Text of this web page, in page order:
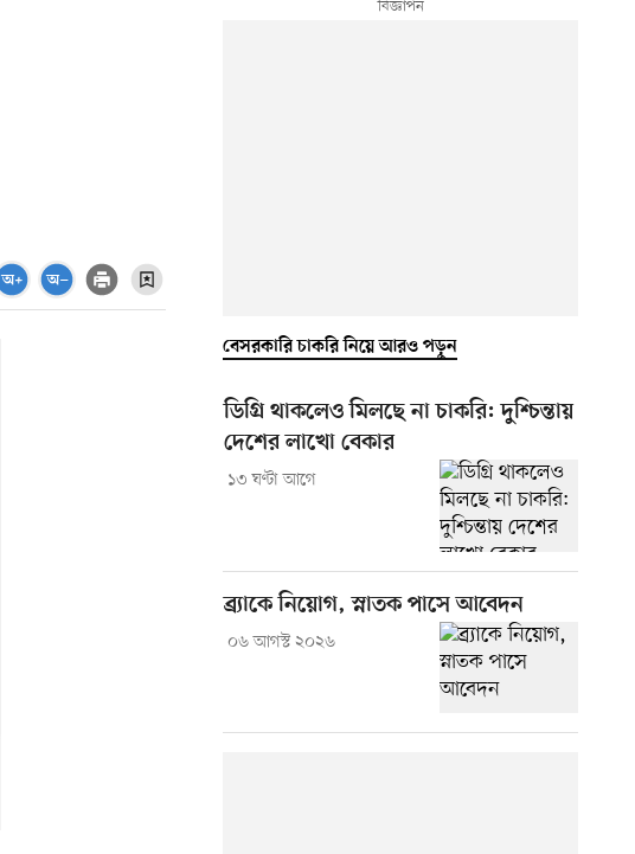
বেসরকারি চাকরি নিয়ে আরও পড়ুন
ডিগ্রি থাকলেও মিলছে না চাকরি: দুশ্চিন্তায়
দেশের লাখো বেকার
১৩ ঘণ্টা আগে
ব্র্যাকে নিয়োগ, স্নাতক পাসে আবেদন
০৬ আগস্ট ২০২৬